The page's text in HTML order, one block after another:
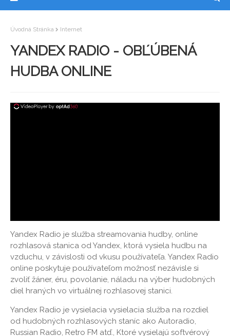
Úvodná Stránka Internet
YANDEX RADIO - OBĽÚBENÁ
HUDBA ONLINE
Yandex Radio je služba streamovania hudby, online
rozhlasová stanica od Yandex, ktorá vysiela hudbu na
vzduchu, v závislosti od vkusu používateľa. Yandex Radio
online poskytuje používateľom možnosť nezávisle si
zvoliť žáner, éru, povolanie, náladu na výber hudobných
diel hraných vo virtuálnej rozhlasovej stanici.
Yandex Radio je vysielacia vysielacia služba na rozdiel
od hudobných rozhlasových staníc ako Autoradio,
Russian Radio, Retro FM atď., Ktoré vysielajú softvérový